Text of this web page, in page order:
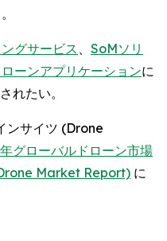
グサービス
SoMソリ
ローンアプリケーションに
れたい。
ンサイツ (Drone
グローバルドローン市場
Market Report) に